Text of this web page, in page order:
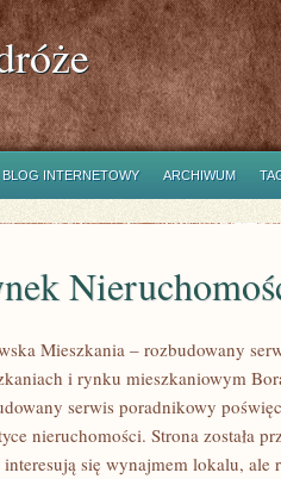
BLOG INTERNETOWY ARCHIWUM
Mieszkania – rozbudowany
i rynku mieszkaniowym
serwis poradnikowy
nieruchomości. Strona została
się wynajmem lokalu, ale